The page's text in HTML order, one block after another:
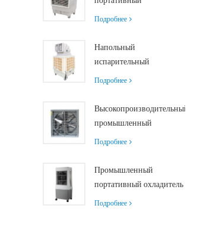
охлаждения больших
испарительный
производительностью
управлением
Подробнее
Напольный
испарительный
воздухоохладитель с
дистанционным
18000 м³/ч
Подробнее
Высокопроизводительный
промышленный
вытяжной вентилятор с
000 м³/ч для
превосходной
Подробнее
Промышленный
портативный охладитель
воздуха Siboly 4000
Подробнее